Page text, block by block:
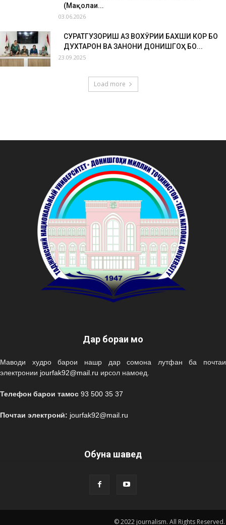
(Мақолаи...
03.06.2026
СУРАТГУЗОРИШ АЗ ВОХӮРИИ БАХШИ КОР БО
ДУХТАРОН ВА ЗАНОНИ ДОНИШГОҲ БО...
23.09.2025
Load more
Дар бораи мо
Маводи худро барои нашр дар сомона лутфан ба почтаи
электронии jourfak92@mail.ru ирсол намоед.
Телефон барои тамос 93 500 35 37
Почтаи электронӣ: jourfak92@mail.ru
Обуна шавед
© 2022 journalism. All Rights Reserved.